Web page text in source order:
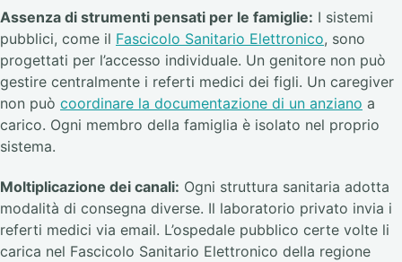
Assenza di strumenti pensati per le famiglie: I sistemi
pubblici, come il Fascicolo Sanitario Elettronico, sono
progettati per l’accesso individuale. Un genitore non può
gestire centralmente i referti medici dei figli. Un caregiver
non può coordinare la documentazione di un anziano a
carico. Ogni membro della famiglia è isolato nel proprio
sistema.
Moltiplicazione dei canali: Ogni struttura sanitaria adotta
modalità di consegna diverse. Il laboratorio privato invia i
referti medici via email. L’ospedale pubblico certe volte li
carica nel Fascicolo Sanitario Elettronico della regione